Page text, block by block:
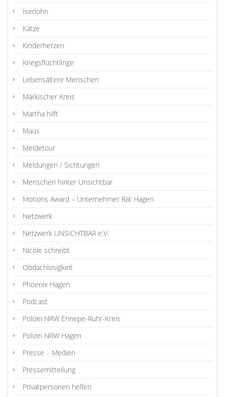
Iserlohn
Katze
Kinderherzen
Kriegsflüchtlinge
Lebensältere Menschen
Märkischer Kreis
Martha hilft
Maus
Meldetour
Meldungen / Sichtungen
Menschen hinter Unsichtbar
Motions Award – Unternehmer Rat Hagen
Netzwerk
Netzwerk UNSICHTBAR e.V.
Nicole schreibt
Obdachlosigkeit
Phoenix Hagen
Podcast
Polizei NRW Ennepe-Ruhr-Kreis
Polizei NRW Hagen
Presse – Medien
Pressemitteilung
Privatpersonen helfen